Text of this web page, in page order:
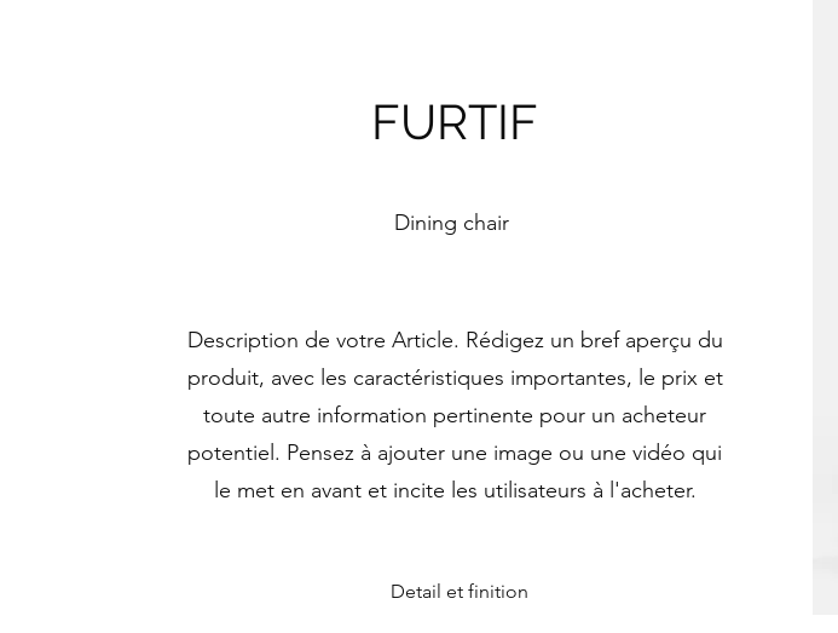
FURTIF
Dining chair
Description de votre Article. Rédigez un bref aperçu du
produit, avec les caractéristiques importantes, le prix et
toute autre information pertinente pour un acheteur
potentiel. Pensez à ajouter une image ou une vidéo qui
le met en avant et incite les utilisateurs à l'acheter.
Detail et finition